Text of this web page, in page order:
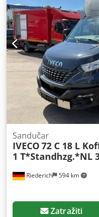
Riederich 594 km
Sandučar
IVECO72 C 18 L
1 T*Standhzg.*NL
Zatražiti